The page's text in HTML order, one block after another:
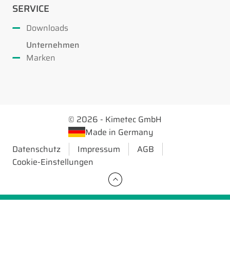
SERVICE
Downloads
Unternehmen
Marken
© 2026 - Kimetec GmbH
Made in Germany
Datenschutz
Impressum
AGB
Cookie-Einstellungen